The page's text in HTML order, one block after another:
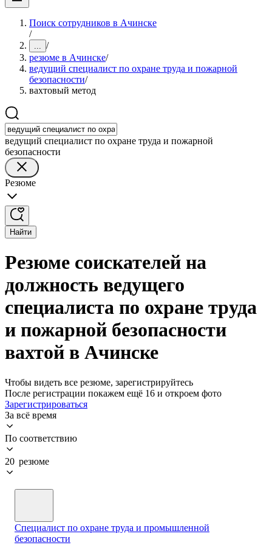
Поиск сотрудников в Ачинске
/
... /
резюме в Ачинске/
ведущий специалист по охране труда и пожарной
безопасности/
вахтовый метод
ведущий специалист по охране труда и пожарной
безопасности
Резюме
Найти
Резюме соискателей на
должность ведущего
специалиста по охране труда
и пожарной безопасности
вахтой в Ачинске
Чтобы видеть все резюме, зарегистрируйтесь
После регистрации покажем ещё 16 и откроем фото
Зарегистрироваться
За всё время
По соответствию
20 резюме
Специалист по охране труда и промышленной
безопасности